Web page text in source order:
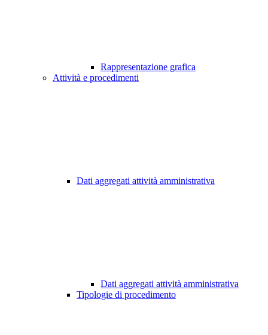
Rappresentazione grafica
Attività e procedimenti
Dati aggregati attività amministrativa
Dati aggregati attività amministrativa
Tipologie di procedimento